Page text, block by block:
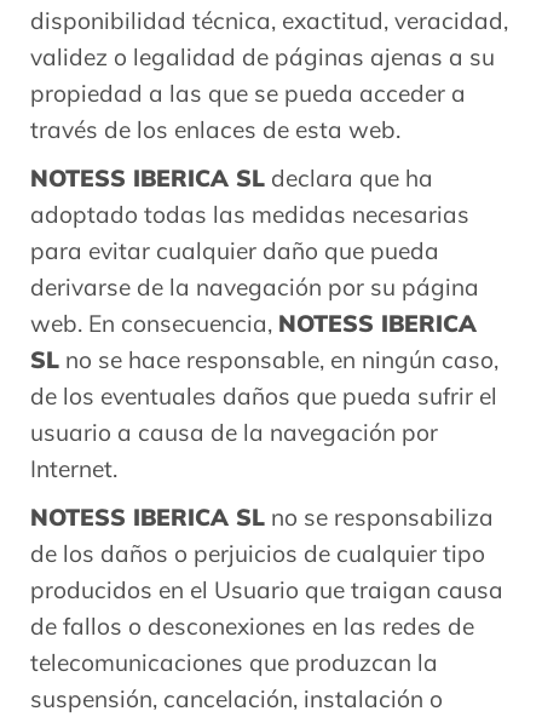
disponibilidad técnica, exactitud, veracidad,
validez o legalidad de páginas ajenas a su
propiedad a las que se pueda acceder a
través de los enlaces de esta web.
NOTESS IBERICA SL declara que ha
adoptado todas las medidas necesarias
para evitar cualquier daño que pueda
derivarse de la navegación por su página
web. En consecuencia, NOTESS IBERICA
SL no se hace responsable, en ningún caso,
de los eventuales daños que pueda sufrir el
usuario a causa de la navegación por
Internet.
NOTESS IBERICA SL no se responsabiliza
de los daños o perjuicios de cualquier tipo
producidos en el Usuario que traigan causa
de fallos o desconexiones en las redes de
telecomunicaciones que produzcan la
suspensión, cancelación, instalación o